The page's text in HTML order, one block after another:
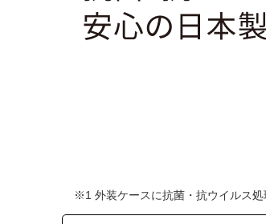
※1 外装ケースに抗菌・抗ウイルス処